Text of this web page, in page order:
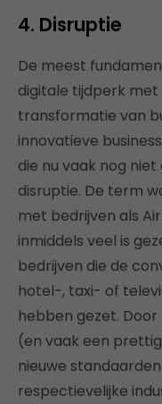
4. Disruptie
De meest
digitale tijdperk
transformatie van
innovatieve
die nu vaak nog
disruptie. De term
met bedrijven als
inmiddels veel is
bedrijven die de
hotel-, taxi- of
hebben gezet.
(en vaak een
nieuwe
respectievelijke